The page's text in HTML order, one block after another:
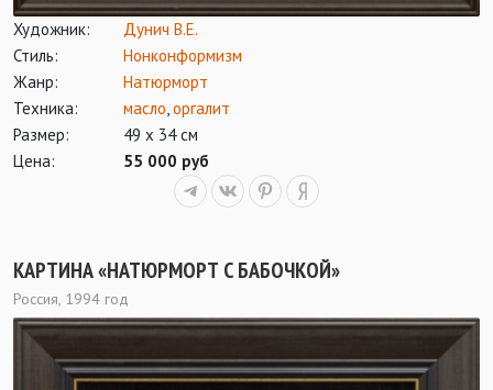
Художник:
Дунич В.Е.
Стиль:
Нонконформизм
Жанр:
Натюрморт
Техника:
масло,оргалит
Размер:
49 х 34 см
Цена:
55 000 руб
КАРТИНА «НАТЮРМОРТ С БАБОЧКОЙ»
Россия, 1994 год